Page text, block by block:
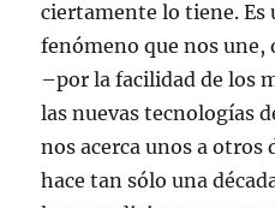
ciertamente lo tiene. Es
fenómeno que nos une,
–por la facilidad de los
las nuevas tecnologías
nos acerca unos a otros
hace tan sólo una